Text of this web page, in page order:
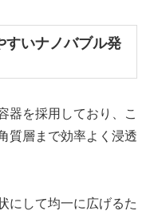
すいナノバブル発
器を採用しており、こ
質層まで効率よく浸透
にして均一に広げるた